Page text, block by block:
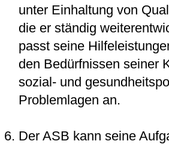
unter Einhaltung von
die er ständig
passt seine
den Bedürfnissen seiner
sozial- und
Problemlagen an.
Der ASB kann seine